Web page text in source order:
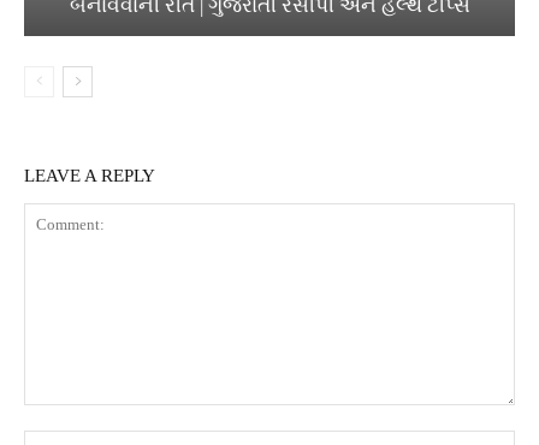
બનાવવાની રીત | ગુજરાતી રેસીપી અને હેલ્થ ટીપ્સ
LEAVE A REPLY